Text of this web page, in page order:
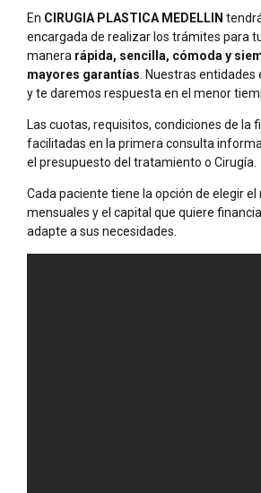
En CIRUGIA PLASTICA MEDELLIN
encargada de realizar los trámites para
manera rápida, sencilla, cómoda y
mayores garantías . Nuestras
y te daremos respuesta en el menor
Las cuotas, requisitos, condiciones de la
facilitadas en la primera consulta
el presupuesto del tratamiento o Cirugía.
Cada paciente tiene la opción de elegir
mensuales y el capital que quiere
adapte a sus necesidades.